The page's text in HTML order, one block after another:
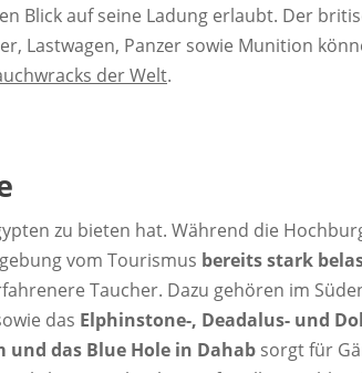
Blick auf seine Ladung erlaubt. Der
Lastwagen, Panzer sowie Munition
der Welt.
zu bieten hat. Während die
vom Tourismus bereits stark
Taucher. Dazu gehören im
das Elphinstone-, Deadalus- und
und das Blue Hole in Dahab sorgt für